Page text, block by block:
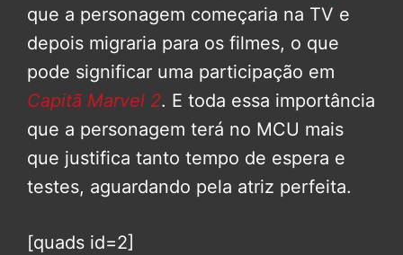
que a personagem começaria na TV e
depois migraria para os filmes, o que
pode significar uma participação em
Capitã Marvel 2. E toda essa importância
que a personagem terá no MCU mais
que justifica tanto tempo de espera e
testes, aguardando pela atriz perfeita.
[quads id=2]